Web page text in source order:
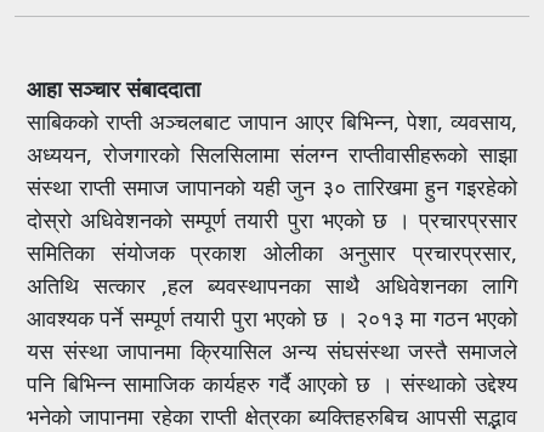
आहा सञ्चार संबाददाता
साबिकको राप्ती अञ्चलबाट जापान आएर बिभिन्न, पेशा, व्यवसाय,
अध्ययन, रोजगारको सिलसिलामा संलग्न राप्तीवासीहरूको साझा
संस्था राप्ती समाज जापानको यही जुन ३० तारिखमा हुन गइरहेको
दोस्रो अधिवेशनको सम्पूर्ण तयारी पुरा भएको छ । प्रचारप्रसार
समितिका संयोजक प्रकाश ओलीका अनुसार प्रचारप्रसार,
अतिथि सत्कार ,हल ब्यवस्थापनका साथै अधिवेशनका लागि
आवश्यक पर्ने सम्पूर्ण तयारी पुरा भएको छ । २०१३ मा गठन भएको
यस संस्था जापानमा क्रियासिल अन्य संघसंस्था जस्तै समाजले
पनि बिभिन्न सामाजिक कार्यहरु गर्दै आएको छ । संस्थाको उद्देश्य
भनेको जापानमा रहेका राप्ती क्षेत्रका ब्यक्तिहरुबिच आपसी सद्भाव